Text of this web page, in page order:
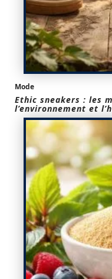
Mode
Ethic sneakers : les
l’environnement et